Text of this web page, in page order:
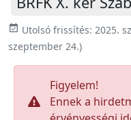
event_available Utolsó frissítés: 2025.
szeptember 24.)
Figyelem!
Ennek a